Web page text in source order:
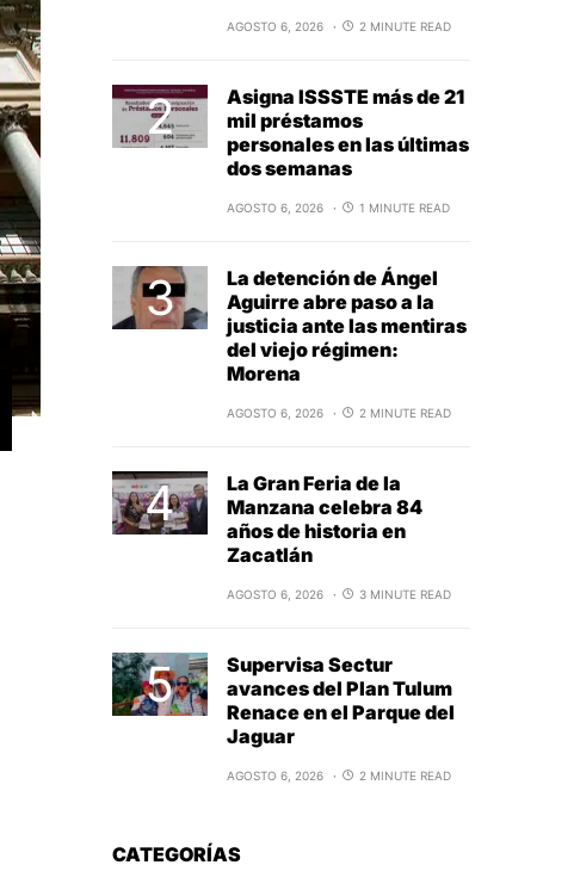
AGOSTO 6, 2026 2 MINUTE READ
Asigna ISSSTE más de 21
mil préstamos
personales en las últimas
dos semanas
AGOSTO 6, 2026 1 MINUTE READ
La detención de Ángel
Aguirre abre paso a la
justicia ante las mentiras
del viejo régimen:
Morena
AGOSTO 6, 2026 2 MINUTE READ
La Gran Feria de la
Manzana celebra 84
años de historia en
Zacatlán
AGOSTO 6, 2026 3 MINUTE READ
Supervisa Sectur
avances del Plan Tulum
Renace en el Parque del
Jaguar
AGOSTO 6, 2026 2 MINUTE READ
CATEGORÍAS